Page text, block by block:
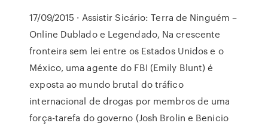
17/09/2015 · Assistir Sicário: Terra de Ninguém –
Online Dublado e Legendado, Na crescente
fronteira sem lei entre os Estados Unidos e o
México, uma agente do FBI (Emily Blunt) é
exposta ao mundo brutal do tráfico
internacional de drogas por membros de uma
força-tarefa do governo (Josh Brolin e Benicio